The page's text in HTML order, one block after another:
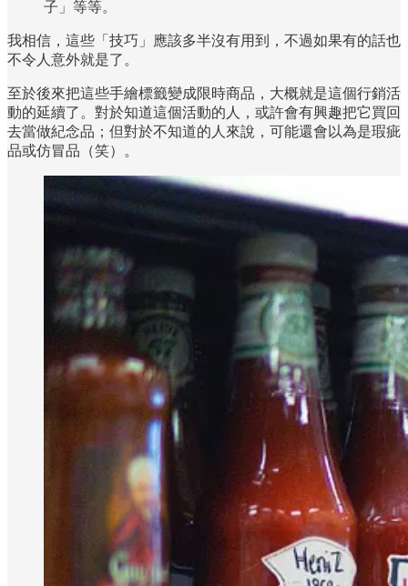
子」等等。
我相信，這些「技巧」應該多半沒有用到，不過如果有的話也
不令人意外就是了。
至於後來把這些手繪標籤變成限時商品，大概就是這個行銷活
動的延續了。對於知道這個活動的人，或許會有興趣把它買回
去當做紀念品；但對於不知道的人來說，可能還會以為是瑕疵
品或仿冒品（笑）。